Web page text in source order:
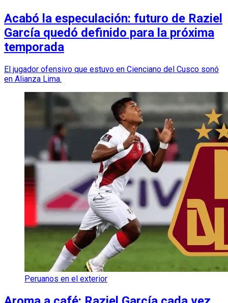
Acabó la especulación: futuro de Raziel
García quedó definido para la próxima
temporada
El jugador ofensivo que estuvo en Cienciano del Cusco sonó
en Alianza Lima.
Peruanos en el exterior